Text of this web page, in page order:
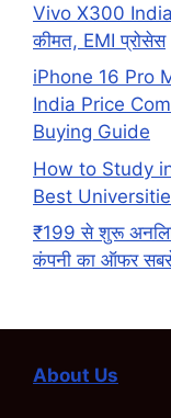
Vivo X300
कीमत, EMI प्रोसेस
iPhone 16 Pro
India Price
Buying Guide
How to Study
Best
₹199 से शुरू
कंपनी का ऑफर
About Us